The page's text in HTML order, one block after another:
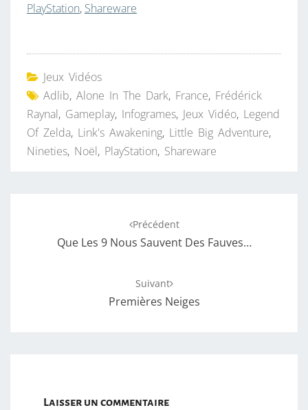
PlayStation, Shareware
Jeux Vidéos
Adlib, Alone In The Dark, France, Frédérick
Raynal, Gameplay, Infogrames, Jeux Vidéo, Legend
Of Zelda, Link's Awakening, Little Big Adventure,
Nineties, Noël, PlayStation, Shareware
Précédent
Que Les 9 Nous Sauvent Des Fauves…
Suivant
Premières Neiges
Laisser un commentaire